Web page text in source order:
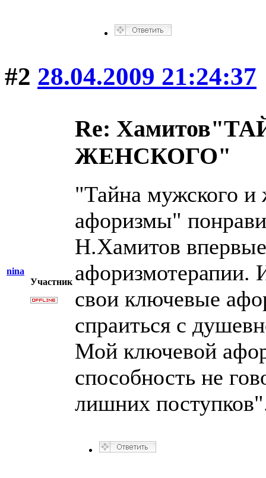
#2 28.04.2009 21:24:37
nina
Участник
Re:
ЖЕНСКОГО"
"Тайна мужского
афоризмы"
Н.Хамитов
афоризмотерапии.
свои ключевые
спраиться с
Мой ключевой
способность не
лишних